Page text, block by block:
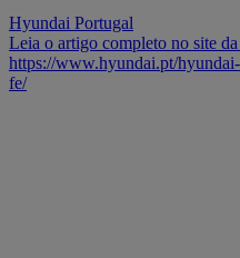
Hyundai Portugal
Leia o artigo completo no site
https://www.hyundai.pt/
fe/